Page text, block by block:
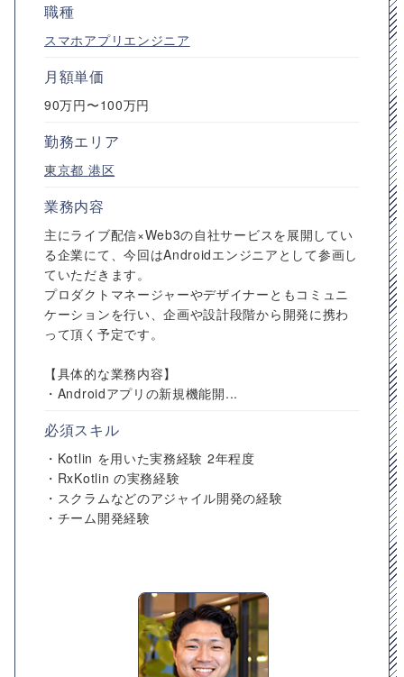
職種
スマホアプリエンジニア
月額単価
90万円〜100万円
勤務エリア
東京都 港区
業務内容
主にライブ配信×Web3の自社サービスを展開してい
る企業にて、今回はAndroidエンジニアとして参画し
ていただきます。
プロダクトマネージャーやデザイナーともコミュニ
ケーションを行い、企画や設計段階から開発に携わ
って頂く予定です。
【具体的な業務内容】
・Androidアプリの新規機能開...
必須スキル
・Kotlin を用いた実務経験 2年程度
・RxKotlin の実務経験
・スクラムなどのアジャイル開発の経験
・チーム開発経験